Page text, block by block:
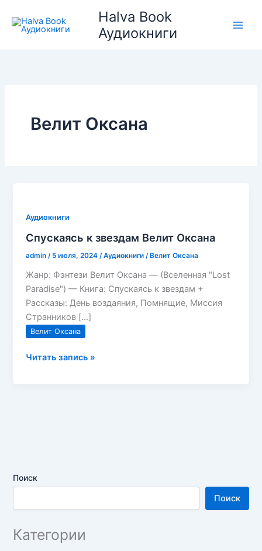
содержимому
Halva Book
Аудиокниги
Велит Оксана
Аудиокниги
Спускаясь к звездам Велит Оксана
admin / 5 июля, 2024 /Аудиокниги /Велит Оксана
Жанр: Фэнтези Велит Оксана — (Вселенная "Lost
Paradise") — Книга: Спускаясь к звездам +
Рассказы: День воздаяния, Помнящие, Миссия
Странников […]
Велит Оксана
Спускаясь
Читать запись »
Поиск
Поиск
Категории